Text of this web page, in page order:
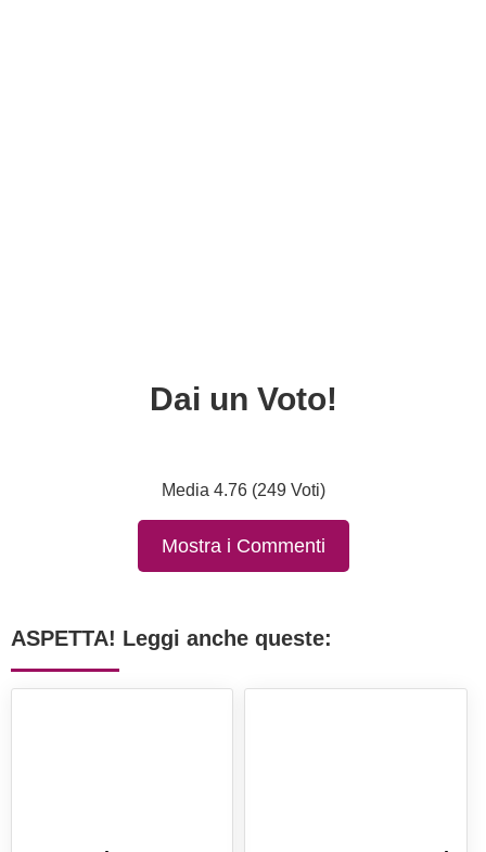
Dai un Voto!
Media 4.76 (249 Voti)
Mostra i Commenti
ASPETTA! Leggi anche queste: